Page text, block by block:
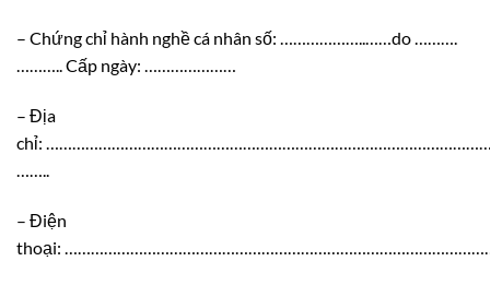
– Chứng chỉ hành nghề cá nhân số: ………………..……do ……….
……….. Cấp ngày: …………………
– Địa
chỉ:
……..
– Điện
thoại: